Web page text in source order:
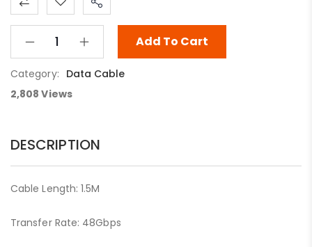
Add To Cart
Category: Data Cable
2,808 Views
DESCRIPTION
Cable Length: 1.5M
Transfer Rate: 48Gbps